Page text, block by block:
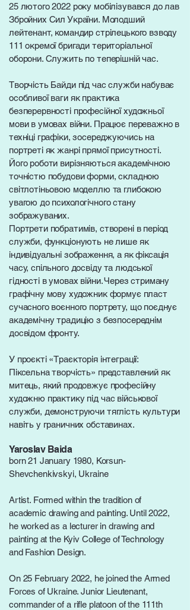
25 лютого 2022 року мобілізувався до лав
Збройних Сил України. Молодший
лейтенант, командир стрілецького взводу
111 окремої бригади територіальної
оборони. Служить по теперішній час.
Творчість Байди під час служби набуває
особливої ваги як практика
безперервності професійної художньої
мови в умовах війни. Працює переважно в
техніці графіки, зосереджуючись на
портреті як жанрі прямої присутності.
Його роботи вирізняються академічною
точністю побудови форми, складною
світлотіньовою моделлю та глибокою
увагою до психологічного стану
зображуваних.
Портрети побратимів, створені в період
служби, функціонують не лише як
індивідуальні зображення, а як фіксація
часу, спільного досвіду та людської
гідності в умовах війни. Через стриману
графічну мову художник формує пласт
сучасного воєнного портрету, що поєднує
академічну традицію з безпосереднім
досвідом фронту.
У проєкті «Траєкторія інтеграції:
Піксельна творчість» представлений як
митець, який продовжує професійну
художню практику під час військової
служби, демонструючи тяглість культури
навіть у граничних обставинах.
Yaroslav Baida
born 21 January 1980, Korsun-
Shevchenkivskyi, Ukraine
Artist. Formed within the tradition of
academic drawing and painting. Until 2022,
he worked as a lecturer in drawing and
painting at the Kyiv College of Technology
and Fashion Design.
On 25 February 2022, he joined the Armed
Forces of Ukraine. Junior Lieutenant,
commander of a rifle platoon of the 111th